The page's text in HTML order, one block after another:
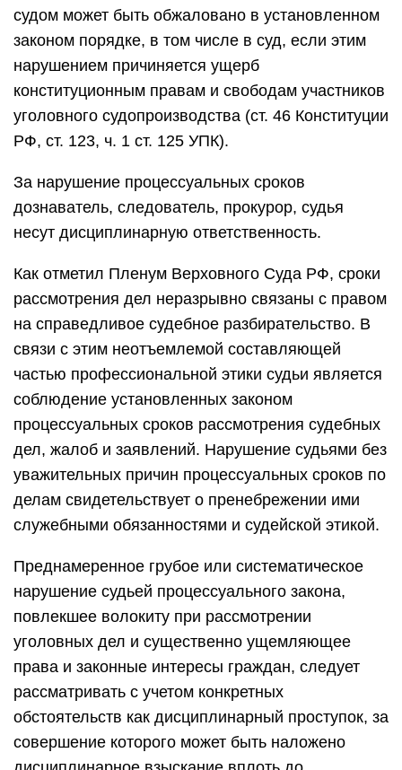
судом может быть обжаловано в установленном
законом порядке, в том числе в суд, если этим
нарушением причиняется ущерб
конституционным правам и свободам участников
уголовного судопроизводства (ст. 46 Конституции
РФ, ст. 123, ч. 1 ст. 125 УПК).
За нарушение процессуальных сроков
дознаватель, следователь, прокурор, судья
несут дисциплинарную ответственность.
Как отметил Пленум Верховного Суда РФ, сроки
рассмотрения дел неразрывно связаны с правом
на справедливое судебное разбирательство. В
связи с этим неотъемлемой составляющей
частью профессиональной этики судьи является
соблюдение установленных законом
процессуальных сроков рассмотрения судебных
дел, жалоб и заявлений. Нарушение судьями без
уважительных причин процессуальных сроков по
делам свидетельствует о пренебрежении ими
служебными обязанностями и судейской этикой.
Преднамеренное грубое или систематическое
нарушение судьей процессуального закона,
повлекшее волокиту при рассмотрении
уголовных дел и существенно ущемляющее
права и законные интересы граждан, следует
рассматривать с учетом конкретных
обстоятельств как дисциплинарный проступок, за
совершение которого может быть наложено